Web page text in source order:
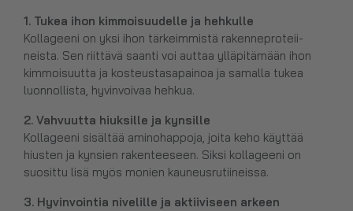
1. Tukea ihon kimmoisuudelle ja hehkulle
Kollageeni on yksi ihon tärkeimmistä rakenneproteii­
neista. Sen riittävä saanti voi auttaa ylläpitämään ihon
kimmoisuutta ja kosteustasapainoa ja samalla tukea
luonnollista, hyvinvoivaa hehkua.
2. Vahvuutta hiuksille ja kynsille
Kollageeni sisältää aminohappoja, joita keho käyttää
hiusten ja kynsien rakenteeseen. Siksi kollageeni on
suosittu lisä myös monien kauneusrutiineissa.
3. Hyvinvointia nivelille ja aktiiviseen arkeen